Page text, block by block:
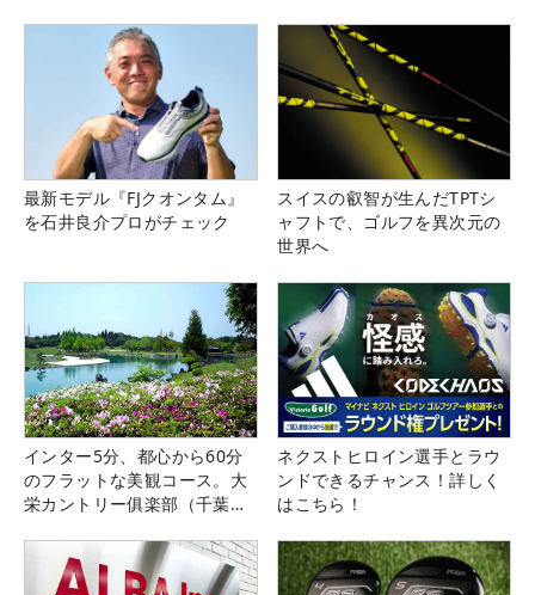
最新モデル『FJクオンタム』
を石井良介プロがチェック
スイスの叡智が生んだTPTシ
ャフトで、ゴルフを異次元の
世界へ
インター5分、都心から60分
のフラットな美観コース。大
栄カントリー俱楽部（千葉
ネクストヒロイン選手とラウ
ンドできるチャンス！詳しく
はこちら！